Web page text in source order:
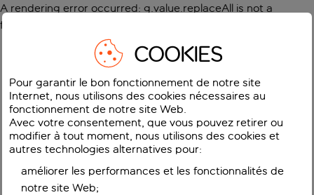
A rendering error occurred: g.value.replaceAll is not a
function
COOKIES
Pour garantir le bon fonctionnement de notre site
Internet, nous utilisons des cookies nécessaires au
fonctionnement de notre site Web.
Avec votre consentement, que vous pouvez retirer ou
modifier à tout moment, nous utilisons des cookies et
autres technologies alternatives pour:
améliorer les performances et les fonctionnalités de
notre site Web;